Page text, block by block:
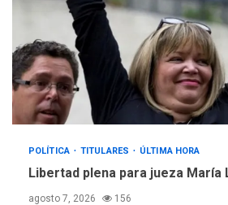
POLÍTICA TITULARES ÚLTIMA HORA
Libertad plena para jueza María
agosto 7, 2026 156